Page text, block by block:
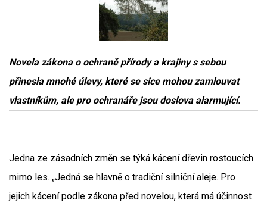
Novela zákona o ochraně přírody a krajiny s sebou
přinesla mnohé úlevy, které se sice mohou zamlouvat
vlastníkům, ale pro ochranáře jsou doslova alarmující.
Jedna ze zásadních změn se týká kácení dřevin rostoucích
mimo les. „Jedná se hlavně o tradiční silniční aleje. Pro
jejich kácení podle zákona před novelou, která má účinnost